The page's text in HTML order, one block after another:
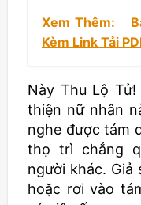
Xem Thêm:
Kèm Link Tải
Này Thu Lộ
thiện nữ nhân
nghe được tám
thọ trì chẳng
người khác. Giả
hoặc rơi vào